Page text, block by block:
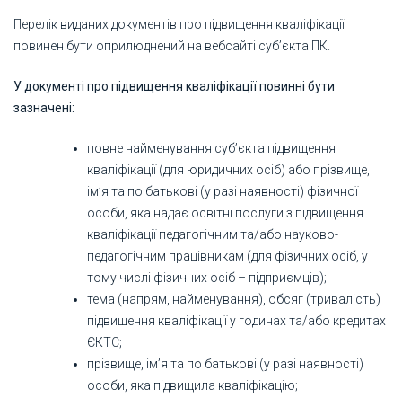
Перелік виданих документів про підвищення кваліфікації
повинен бути оприлюднений на вебсайті суб’єкта ПК.
У документі про підвищення кваліфікації повинні бути
зазначені:
повне найменування суб’єкта підвищення
кваліфікації (для юридичних осіб) або прізвище,
ім’я та по батькові (у разі наявності) фізичної
особи, яка надає освітні послуги з підвищення
кваліфікації педагогічним та/або науково-
педагогічним працівникам (для фізичних осіб, у
тому числі фізичних осіб – підприємців);
тема (напрям, найменування), обсяг (тривалість)
підвищення кваліфікації у годинах та/або кредитах
ЄКТС;
прізвище, ім’я та по батькові (у разі наявності)
особи, яка підвищила кваліфікацію;